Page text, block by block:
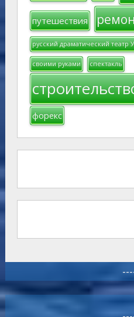
путешествия
русский драматический театр
своими руками спектакль
форекс